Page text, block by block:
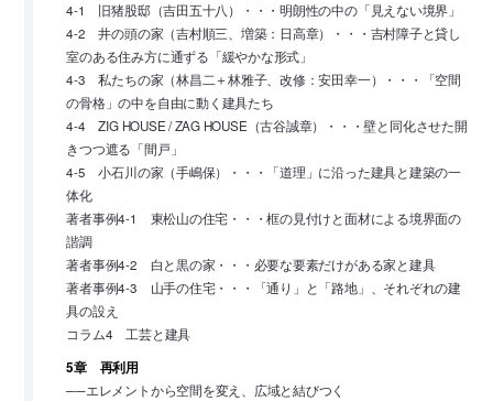
4-1 旧猪股邸（吉田五十八）・・・明朗性の中の「見えない境界」
4-2 井の頭の家（吉村順三、増築：日高章）・・・吉村障子と貸し
室のある住み方に通ずる「緩やかな形式」
4-3 私たちの家（林昌二＋林雅子、改修：安田幸一）・・・「空間
の骨格」の中を自由に動く建具たち
4-4 ZIG HOUSE / ZAG HOUSE（古谷誠章）・・・壁と同化させた開
きつつ遮る「間戸」
4-5 小石川の家（手嶋保）・・・「道理」に沿った建具と建築の一
体化
著者事例4-1 東松山の住宅・・・框の見付けと面材による境界面の
諧調
著者事例4-2 白と黒の家・・・必要な要素だけがある家と建具
著者事例4-3 山手の住宅・・・「通り」と「路地」、それぞれの建
具の設え
コラム4 工芸と建具
5章 再利用
──エレメントから空間を変え、広域と結びつく